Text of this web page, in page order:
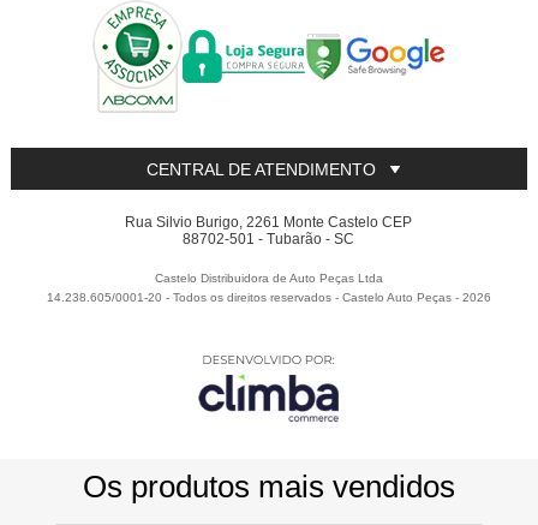
CENTRAL DE ATENDIMENTO
Rua Silvio Burigo, 2261 Monte Castelo CEP
88702-501 - Tubarão - SC
Castelo Distribuidora de Auto Peças Ltda
14.238.605/0001-20 - Todos os direitos reservados -Castelo Auto Peças -2026